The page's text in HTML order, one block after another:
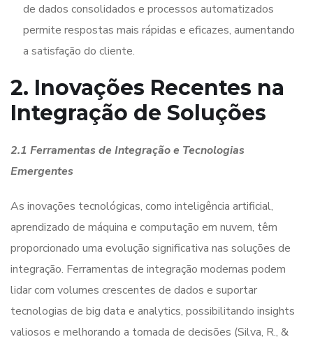
de dados consolidados e processos automatizados
permite respostas mais rápidas e eficazes, aumentando
a satisfação do cliente.
2. Inovações Recentes na
Integração de Soluções
2.1 Ferramentas de Integração e Tecnologias
Emergentes
As inovações tecnológicas, como inteligência artificial,
aprendizado de máquina e computação em nuvem, têm
proporcionado uma evolução significativa nas soluções de
integração. Ferramentas de integração modernas podem
lidar com volumes crescentes de dados e suportar
tecnologias de big data e analytics, possibilitando insights
valiosos e melhorando a tomada de decisões (Silva, R., &